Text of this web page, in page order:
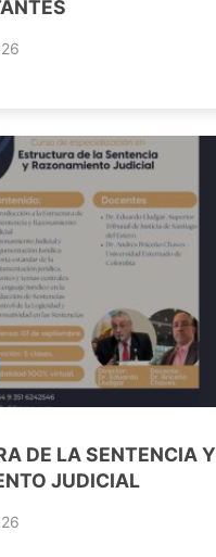
DE LA SENTENCIA Y
JUDICIAL